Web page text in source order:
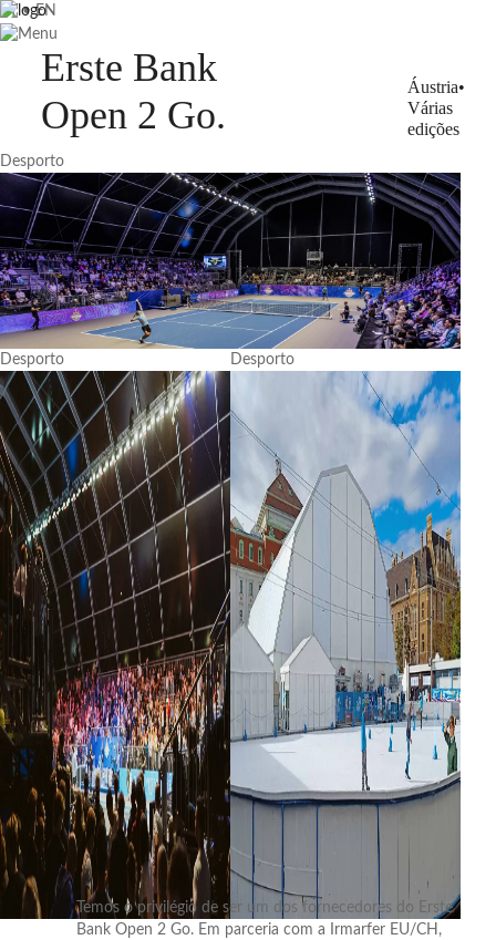
PT • EN
Erste Bank
Open 2 Go.
Áustria•
Várias
edições
Desporto
Desporto Desporto
Temos o privilégio de ser um dos fornecedores do Erste
Bank Open 2 Go. Em parceria com a Irmarfer EU/CH,